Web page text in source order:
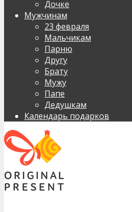
Дочке
Мужчинам
23 февраля
Мальчикам
Парню
Другу
Брату
Мужу
Папе
Дедушкам
Календарь подарков